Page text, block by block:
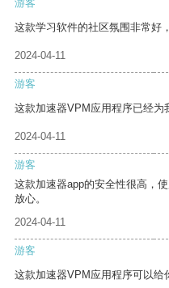
游客
这款学习软件的社区氛围非常好
2024-04-11
游客
这款加速器VPM应用程序已经为
2024-04-11
游客
这款加速器app的安全性很高，
放心。
2024-04-11
游客
这款加速器VPM应用程序可以给